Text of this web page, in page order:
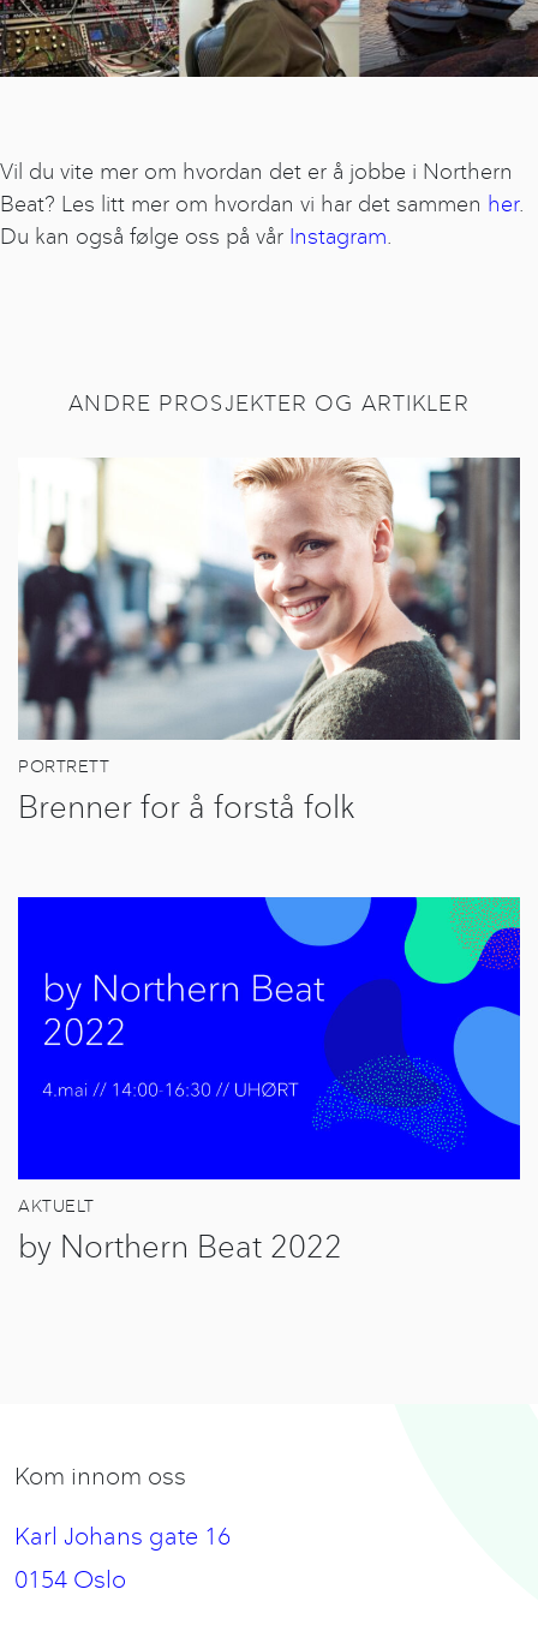
Vil du vite mer om hvordan det er å jobbe i Northern
Beat? Les litt mer om hvordan vi har det sammen her.
Du kan også følge oss på vår Instagram
ANDRE PROSJEKTER OG ARTIKLER
PORTRETT
Brenner for å forstå folk
AKTUELT
by Northern Beat 2022
Kom innom oss
Karl Johans gate 16
0154 Oslo